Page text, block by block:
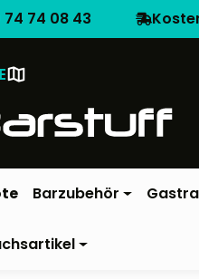
74 74 08 43
Barzubehör